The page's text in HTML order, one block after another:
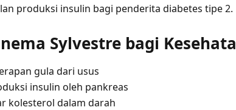
produksi insulin bagi penderita diabetes tipe 2.
Sylvestre bagi
gula dari usus
insulin oleh pankreas
kolesterol dalam darah